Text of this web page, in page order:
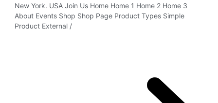
New York. USA Join Us Home Home 1 Home 2 Home 3
About Events Shop Shop Page Product Types Simple
Product External /